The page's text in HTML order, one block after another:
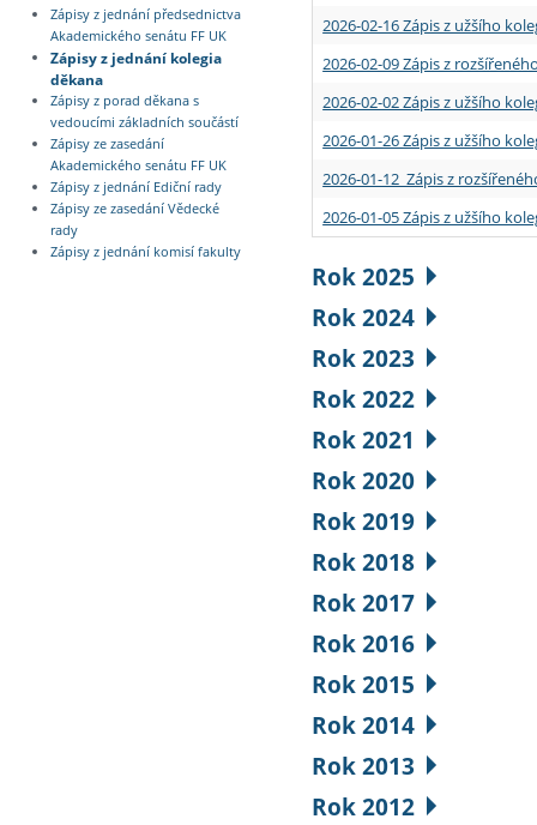
Zápisy z jednání předsednictva
Akademického senátu FF UK
Zápisy z jednání kolegia
děkana
Zápisy z porad děkana s
vedoucími základních součástí
Zápisy ze zasedání
Akademického senátu FF UK
Zápisy z jednání Ediční rady
Zápisy ze zasedání Vědecké
rady
Zápisy z jednání komisí fakulty
2026-02-16 Zápis z užšího
2026-02-09 Zápis z
2026-02-02 Zápis z užšího
2026-01-26 Zápis z užšího
2026-01-12 Zápis z
2026-01-05 Zápis z užšího
Rok 2025
Rok 2024
Rok 2023
Rok 2022
Rok 2021
Rok 2020
Rok 2019
Rok 2018
Rok 2017
Rok 2016
Rok 2015
Rok 2014
Rok 2013
Rok 2012